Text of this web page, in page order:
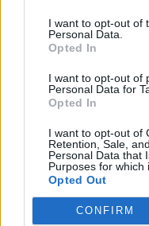
I want to opt-out of
Personal Data.
Opted In
I want to opt-out of
Personal Data for
Opted In
I want to opt-out of
Retention, Sale,
Personal Data that
Purposes for which
Opted Out
CONFIRM
Il materiale (testo, foto e video)
Alcune foto (screenshot) ed articoli
giunti da internet, in quanto
comunicati stampa con immagini
quindi valutati di pubblico dominio.
email: